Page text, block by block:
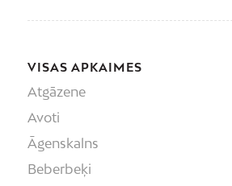
VISAS APKAIMES
Atgāzene
Avoti
Āgenskalns
Beberbeķi